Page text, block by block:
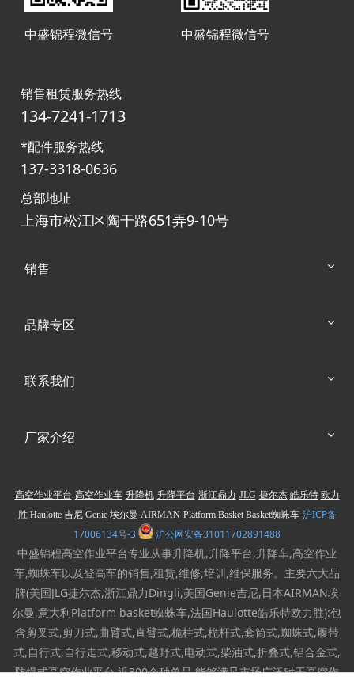
中盛锦程微信号 中盛锦程微信号
销售租赁服务热线
134-7241-1713
*配件服务热线
137-3318-0636
总部地址
上海市松江区陶干路651弄9-10号
销售
品牌专区
联系我们
厂家介绍
高空作业平台 高空作业车 升降机 升降平台 浙江鼎力 JLG 捷尔杰 皓乐特 欧力
胜 Haulotte 吉尼 Genie 埃尔曼 AIRMAN Platform Basket Basket蜘蛛车 沪ICP备
17006134号-3
沪公网安备31011702891488
中盛锦程高空作业平台专业从事升降机,升降平台,升降车,高空作业
车,蜘蛛车以及登高车的销售,租赁,维修,培训,维保服务。主要六大品
牌(美国JLG捷尔杰,浙江鼎力Dingli,美国Genie吉尼,日本AIRMAN埃
尔曼,意大利Platform basket蜘蛛车,法国Haulotte皓乐特欧力胜):包
含剪叉式,剪刀式,曲臂式,直臂式,桅柱式,桅杆式,套筒式,蜘蛛式,履带
式,自行式,自行走式,移动式,越野式,电动式,柴油式,折叠式,铝合金式,
防爆式高空作业平台,近300余种单品,能够满足市场广泛对于高空作